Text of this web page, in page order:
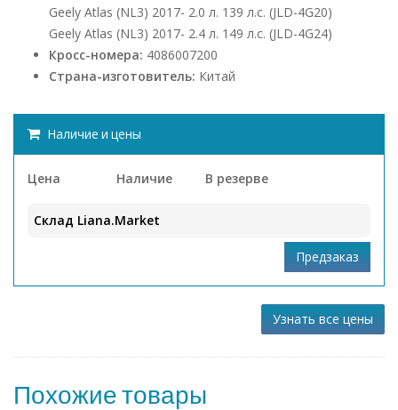
Geely Atlas (NL3) 2017- 2.0 л. 139 л.с. (JLD-4G20)
Geely Atlas (NL3) 2017- 2.4 л. 149 л.с. (JLD-4G24)
Кросс-номера: 4086007200
Страна-изготовитель: Китай
Наличие и цены
Цена Наличие В резерве
Склад Liana.Market
Узнать все цены
Похожие товары